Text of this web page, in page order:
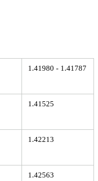
1.41980 - 1.41787
1.41525
1.42213
1.42563